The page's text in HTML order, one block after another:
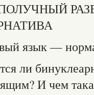
язык —
ли
И чем